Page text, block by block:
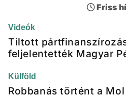
Friss
Videók
Tiltott
feljelentették Magyar
Külföld
Robbanás történt a